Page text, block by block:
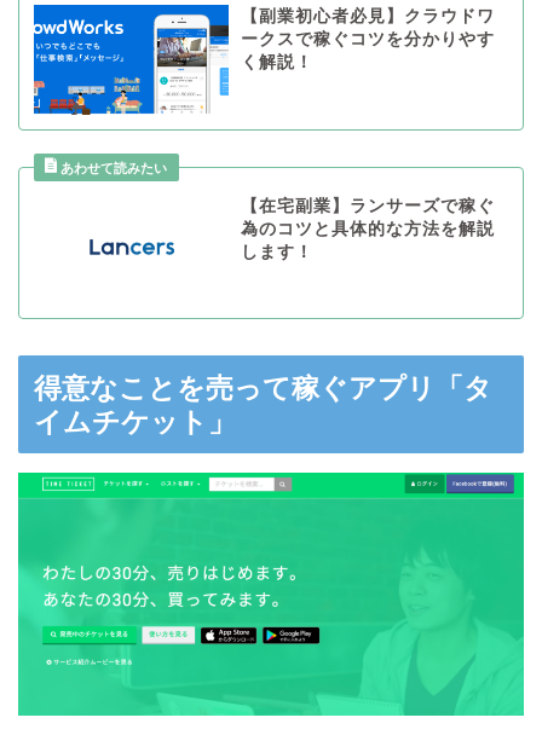
【副業初心者必見】クラウドワ
ークスで稼ぐコツを分かりやす
く解説！
【在宅副業】ランサーズで稼ぐ
為のコツと具体的な方法を解説
します！
得意なことを売って稼ぐアプリ「タ
イムチケット」